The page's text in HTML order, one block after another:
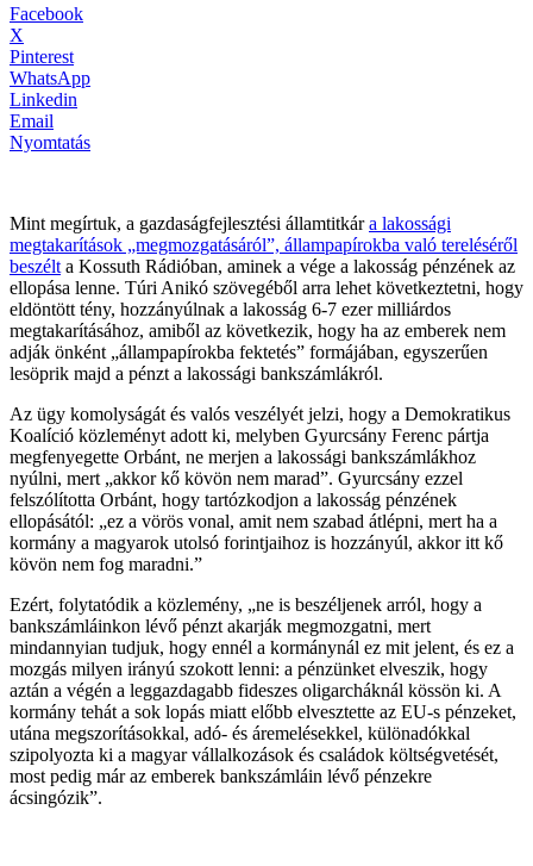
Facebook
X
Pinterest
WhatsApp
Linkedin
Email
Nyomtatás
Mint megírtuk, a gazdaságfejlesztési államtitkára lakossági
megtakarítások „megmozgatásáról”, állampapírokba való tereléséről
beszélt a Kossuth Rádióban, aminek a vége a lakosság pénzének az
ellopása lenne. Túri Anikó szövegéből arra lehet következtetni, hogy
eldöntött tény, hozzányúlnak a lakosság 6-7 ezer milliárdos
megtakarításához, amiből az következik, hogy ha az emberek nem
adják önként „állampapírokba fektetés” formájában, egyszerűen
lesöprik majd a pénzt a lakossági bankszámlákról.
Az ügy komolyságát és valós veszélyét jelzi, hogy a Demokratikus
Koalíció közleményt adott ki, melyben Gyurcsány Ferenc pártja
megfenyegette Orbánt, ne merjen a lakossági bankszámlákhoz
nyúlni, mert „akkor kő kövön nem marad”. Gyurcsány ezzel
felszólította Orbánt, hogy tartózkodjon a lakosság pénzének
ellopásától: „ez a vörös vonal, amit nem szabad átlépni, mert ha a
kormány a magyarok utolsó forintjaihoz is hozzányúl, akkor itt kő
kövön nem fog maradni.”
Ezért, folytatódik a közlemény, „ne is beszéljenek arról, hogy a
bankszámláinkon lévő pénzt akarják megmozgatni, mert
mindannyian tudjuk, hogy ennél a kormánynál ez mit jelent, és ez a
mozgás milyen irányú szokott lenni: a pénzünket elveszik, hogy
aztán a végén a leggazdagabb fideszes oligarcháknál kössön ki. A
kormány tehát a sok lopás miatt előbb elvesztette az EU-s pénzeket,
utána megszorításokkal, adó- és áremelésekkel, különadókkal
szipolyozta ki a magyar vállalkozások és családok költségvetését,
most pedig már az emberek bankszámláin lévő pénzekre
ácsingózik”.